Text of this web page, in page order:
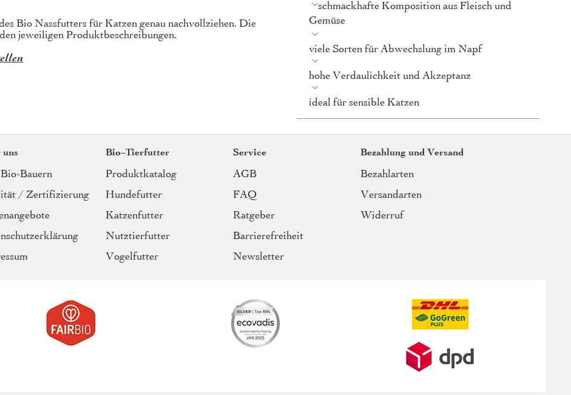
Bio Nassfutters für Katzen genau nachvollziehen. Die
jeweiligen Produktbeschreibungen.
schmackhafte Komposition aus Fleisch und
Gemüse
viele Sorten für Abwechslung im Napf
hohe Verdaulichkeit und Akzeptanz
ideal für sensible Katzen
uns
Bauern
/ Zertifizierung
Bio-Tierfutter
Produktkatalog
Hundefutter
Katzenfutter
Nutztierfutter
Vogelfutter
Service
AGB
FAQ
Ratgeber
Barrierefreiheit
Newsletter
Bezahlung und Versand
Bezahlarten
Versandarten
Widerruf